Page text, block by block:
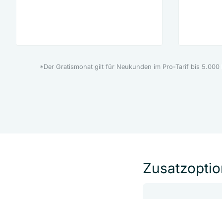
*Der Gratismonat gilt für Neukunden im Pro-Tarif bis